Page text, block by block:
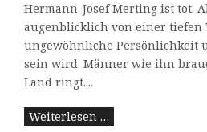
Hermann-Josef Merting ist tot.
augenblicklich von einer tiefen
ungewöhnliche Persönlichkeit
sein wird. Männer wie ihn
Land ringt....
Weiterlesen …